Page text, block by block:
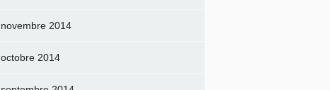
novembre 2014
octobre 2014